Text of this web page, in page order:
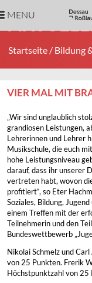
MENU
Startseite / Bildung
VIER MAL MIT
„Wir sind unglaublich
grandiosen Leistungen,
Lehrerinnen und Lehrer
Musikschule, die euch
hohe Leistungsniveau
darauf, dass ihr unserer
vertreten habt, wovon
profitiert“, so Eter
Soziales, Bildung,
einem Treffen mit der
Teilnehmerin und den
Bundeswettbewerb
Nikolai Schmelz und
von 25 Punkten. Frerik
Höchstpunktzahl von 25